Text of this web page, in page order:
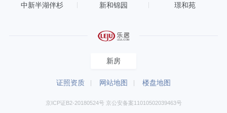
中新半湖伴杉 新和锦园 璟和苑
新房
证照资质 网站地图 楼盘地图
京ICP证B2-20180524号 京公安备案11010502039463号